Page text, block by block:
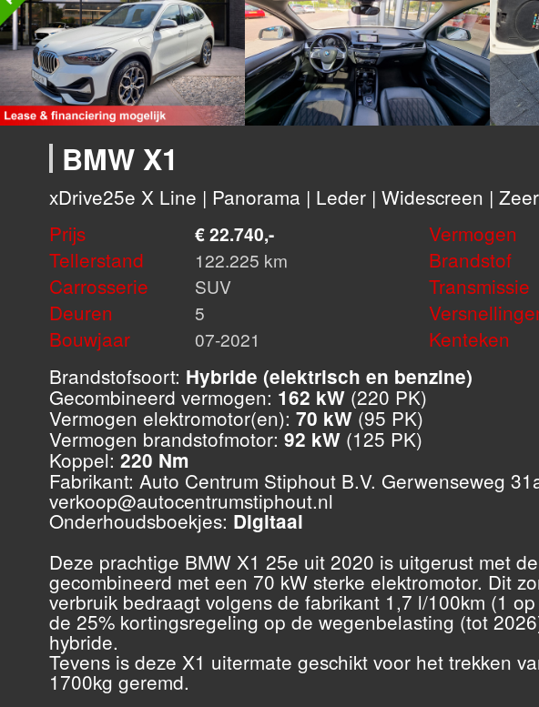
BMW X1
xDrive25e X Line | Panorama | Leder | Widescreen |
Prijs
€ 22.740,-
Tellerstand 122.225 km
Carrosserie SUV
Deuren 5
Bouwjaar 07-2021
Vermogen
Brandstof
Transmissie
Kenteken
Brandstofsoort: Hybride (elektrisch en benzine)
Gecombineerd vermogen: 162 kW(220 PK)
Vermogen elektromotor(en): 70 kW(95 PK)
Vermogen brandstofmotor:92 kW(125 PK)
Koppel: 220 Nm
Fabrikant: Auto Centrum Stiphout B.V. Gerwenseweg
verkoop@autocentrumstiphout.nl
Onderhoudsboekjes: Digitaal
Deze prachtige BMW X1 25e uit 2020 is uitgerust met
gecombineerd met een 70 kW sterke elektromotor. Dit
verbruik bedraagt volgens de fabrikant 1,7 l/100km (1
de 25% kortingsregeling op de wegenbelasting (tot
hybride.
Tevens is deze X1 uitermate geschikt voor het trekken
1700kg geremd.